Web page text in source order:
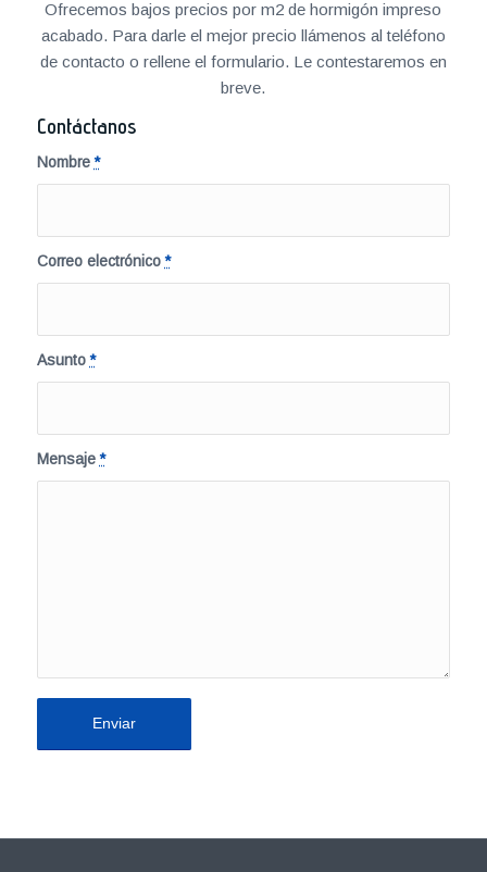
Ofrecemos bajos precios por m2 de hormigón impreso
acabado. Para darle el mejor precio llámenos al teléfono
de contacto o rellene el formulario. Le contestaremos en
breve.
Contáctanos
Nombre*
Correo electrónico*
Asunto*
Mensaje*